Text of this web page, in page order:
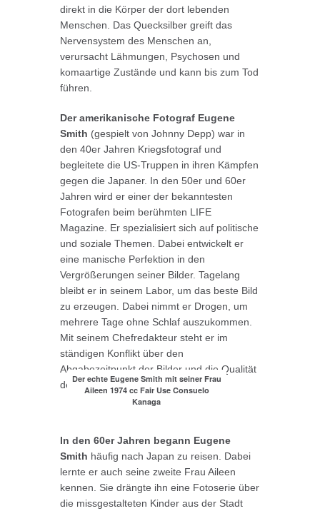
direkt in die Körper der dort lebenden
Menschen. Das Quecksilber greift das
Nervensystem des Menschen an,
verursacht Lähmungen, Psychosen und
komaartige Zustände und kann bis zum Tod
führen.
Der amerikanische Fotograf Eugene
Smith (gespielt von Johnny Depp) war in
den 40er Jahren Kriegsfotograf und
begleitete die US-Truppen in ihren Kämpfen
gegen die Japaner. In den 50er und 60er
Jahren wird er einer der bekanntesten
Fotografen beim berühmten LIFE
Magazine. Er spezialisiert sich auf politische
und soziale Themen. Dabei entwickelt er
eine manische Perfektion in den
Vergrößerungen seiner Bilder. Tagelang
bleibt er in seinem Labor, um das beste Bild
zu erzeugen. Dabei nimmt er Drogen, um
mehrere Tage ohne Schlaf auszukommen.
Mit seinem Chefredakteur steht er im
ständigen Konflikt über den
Abgabezeitpunkt der Bilder und die Qualität
des Drucks.
Der echte Eugene Smith mit seiner Frau
Aileen 1974 cc Fair Use Consuelo
Kanaga
In den 60er Jahren begann Eugene
Smith häufig nach Japan zu reisen. Dabei
lernte er auch seine zweite Frau Aileen
kennen. Sie drängte ihn eine Fotoserie über
die missgestalteten Kinder aus der Stadt